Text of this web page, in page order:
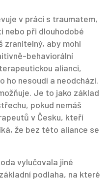
v práci s traumatem,
nebo při dlouhodobé
zranitelný, aby mohl
behaviorální
terapeutickou alianci,
ho nesoudí a neodchází.
Je to jako základ
pokud nemáš
v Česku, kteří
že bez této aliance se
vylučovala jiné
podlaha, na které